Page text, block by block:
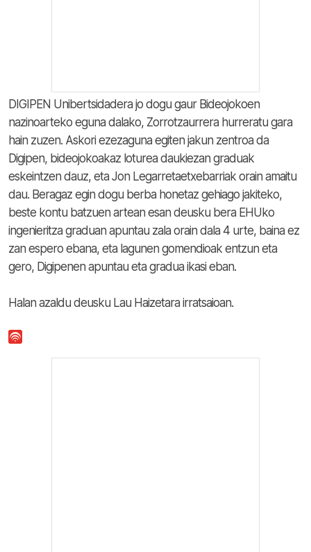
DIGIPEN Unibertsidadera jo dogu gaur Bideojokoen
nazinoarteko eguna dalako, Zorrotzaurrera hurreratu gara
hain zuzen. Askori ezezaguna egiten jakun zentroa da
Digipen, bideojokoakaz loturea daukiezan graduak
eskeintzen dauz, eta Jon Legarretaetxebarriak orain amaitu
dau. Beragaz egin dogu berba honetaz gehiago jakiteko,
beste kontu batzuen artean esan deusku bera EHUko
ingenieritza graduan apuntau zala orain dala 4 urte, baina ez
zan espero ebana, eta lagunen gomendioak entzun eta
gero, Digipenen apuntau eta gradua ikasi eban.
Halan azaldu deusku Lau Haizetara irratsaioan.